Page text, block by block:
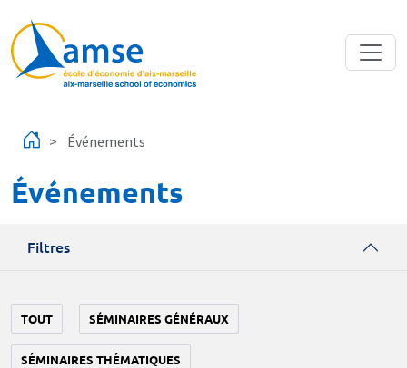
Événements
Événements
Filtres
TOUT SÉMINAIRES GÉNÉRAUX
SÉMINAIRES THÉMATIQUES